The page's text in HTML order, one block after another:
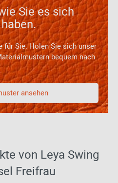
Sie es sich
für Sie: Holen Sie sich unser
bequem nach
ansehen
von Leya Swing
Freifrau